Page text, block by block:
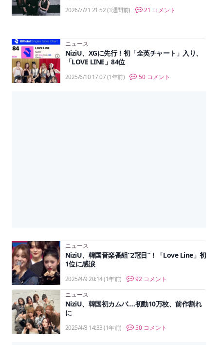
2026/7/21 21:52(3週間前) 21 コメント
ニュース
NiziU、XGに先行！初「全英チャート」入り、
「LOVE LINE」84位
2025/6/10 17:07(1年前) 50 コメント
ニュース
NiziU、韓国音楽番組”2冠目”！「Love Line」初
1位に感涙
2025/4/9 20:14(1年前) 92 コメント
ニュース
NiziU、韓国初カムバ….初動10万枚、前作割れ
に
2025/4/8 14:33(1年前) 50 コメント